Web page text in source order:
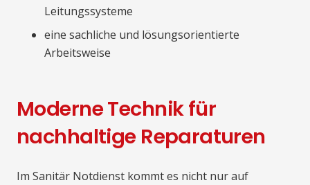
Leitungssysteme
eine sachliche und lösungsorientierte
Arbeitsweise
Moderne Technik für
nachhaltige Reparaturen
Im Sanitär Notdienst kommt es nicht nur auf